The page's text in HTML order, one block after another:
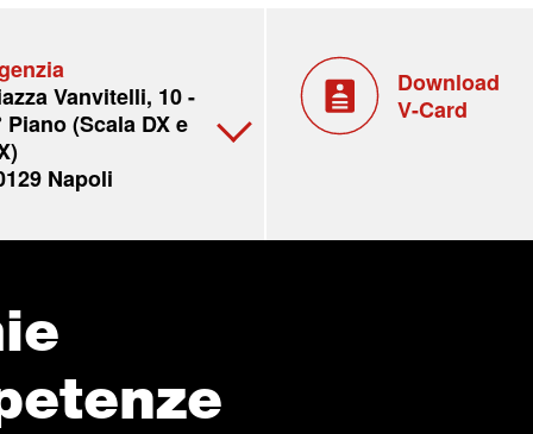
Vanvitelli, 10 -
Piano (Scala DX e
Napoli
Download
V-Card